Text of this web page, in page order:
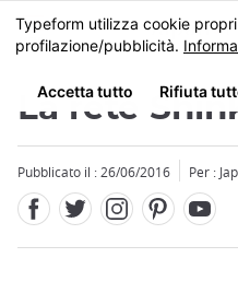
Skip
to
content
MENU
La rete
Pubblicato il : 26/06/2016 Per :